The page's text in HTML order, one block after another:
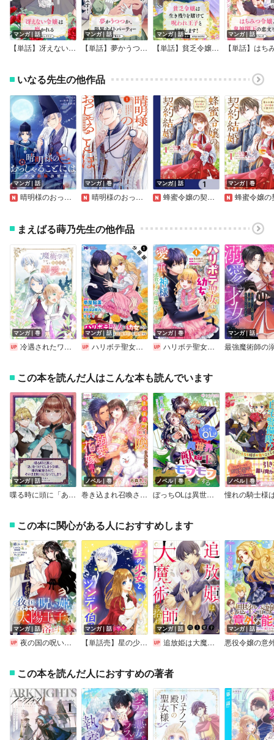
マンガ｜話
【単話】冴えない令嬢は磨かれる
マンガ｜話
【単話】夢かうつつか、限界ナイトパーティー
マンガ｜話
【単話】貧乏令嬢は生き残りを賭けて呪われ王子と結婚します！
マンガ｜話
いなる先生の他作品
マンガ｜話
晴明様のおっしゃることには 平安陰陽診療録 【連載版】
マンガ｜巻
晴明様のおっしゃることには 平安陰陽診療録
マンガ｜話
蜂蜜令嬢の契約結婚 雇われ妻に甘い恋は不要です！？【分冊版】
マンガ｜巻
蜂蜜令嬢の契約結婚 雇われ妻に甘い恋は不要
まえばる蒔乃先生の他作品
マンガ｜巻
冷遇されたワンコ系地味令嬢は魔術学園でワケあり女装王子に溺愛される
マンガ｜話
ハリボテ聖女は幼女になり、愛の重い神様と追放ライフを満喫する（コミック） 分冊版
マンガ｜巻
ハリボテ聖女は幼女になり、愛の重い神様と追放ライフを満喫する（コミック）
マンガ｜話
この本を読んだ人はこんな本も読んでいます
マンガ｜話
喋る時に頭に「あ」をつけてしまう令嬢、婚約破棄されて、そのまま無口になってしまう
ノベル｜巻
巻き込まれ召喚された身でうっかり王子様に蹴りを入れたら、溺愛花嫁として迎えられることになりました
ノベル｜巻
ぼっちOLは異世界で獣の王をモフモフする
ノベル｜巻
この本に関心がある人におすすめします
マンガ｜話
夜の国の呪い姫、引きこもり太陽王子の心を溶かす（単話版）
マンガ｜話
【単話売】星の少女とツンデレ伯爵
マンガ｜話
追放姫は大魔術師に拾われる
マンガ｜話
この本を読んだ人におすすめの著者